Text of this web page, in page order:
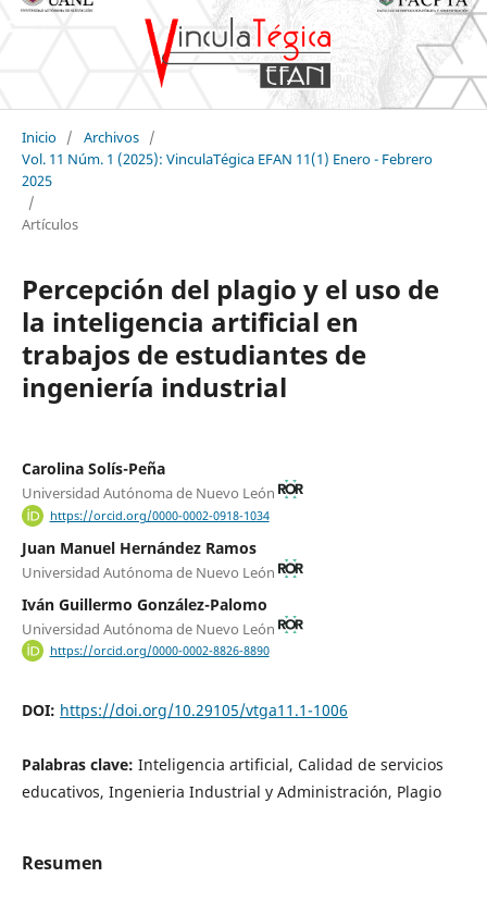
Inicio / Archivos /
Vol. 11 Núm. 1 (2025): VinculaTégica EFAN 11(1) Enero - Febrero
2025
/
Artículos
Percepción del plagio y el uso de
la inteligencia artificial en
trabajos de estudiantes de
ingeniería industrial
Carolina Solís-Peña
Universidad Autónoma de Nuevo León
https://orcid.org/0000-0002-0918-1034
Juan Manuel Hernández Ramos
Universidad Autónoma de Nuevo León
Iván Guillermo González-Palomo
Universidad Autónoma de Nuevo León
https://orcid.org/0000-0002-8826-8890
DOI: https://doi.org/10.29105/vtga11.1-1006
Palabras clave: Inteligencia artificial, Calidad de servicios
educativos, Ingenieria Industrial y Administración, Plagio
Resumen